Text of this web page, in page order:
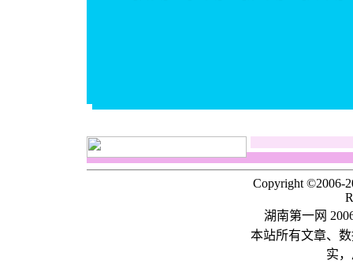
Copyright ©2006-
湖南第一网
本站所有文章、
实